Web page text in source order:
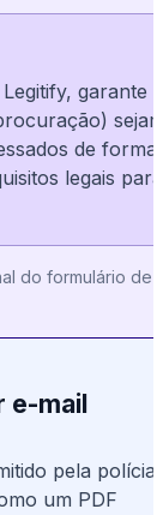
garante
de forma
legais para
do formulário de
e-mail
pela polícia
um PDF